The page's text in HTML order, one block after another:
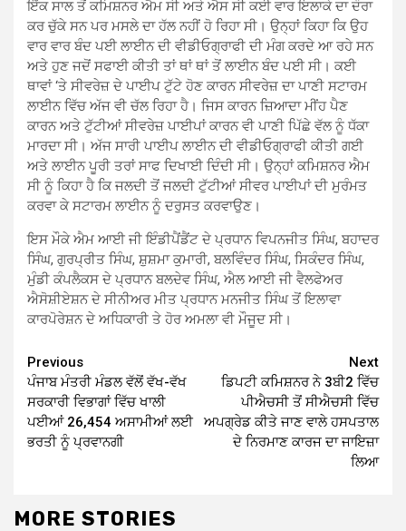
ਇੱਕ ਸਾਲ ਤੋਂ ਕਮਿਸ਼ਨਰ ਐਮ ਸੀ ਅਤੇ ਐਸ ਸੀ ਕਈ ਵਾਰ ਇਲਾਕੇ ਦਾ ਦੌਰਾ
ਕਰ ਚੁੱਕੇ ਸਨ ਪਰ ਮਸਲੇ ਦਾ ਹੱਲ ਨਹੀਂ ਹੋ ਰਿਹਾ ਸੀ। ਉਨ੍ਹਾਂ ਕਿਹਾ ਕਿ ਉਹ
ਵਾਰ ਵਾਰ ਬੰਦ ਪਈ ਲਾਈਨ ਦੀ ਵੀਡੀਓਗ੍ਰਾਫੀ ਦੀ ਮੰਗ ਕਰਦੇ ਆ ਰਹੇ ਸਨ
ਅਤੇ ਹੁਣ ਜਦੋਂ ਸਫਾਈ ਕੀਤੀ ਤਾਂ ਥਾਂ ਥਾਂ ਤੋਂ ਲਾਈਨ ਬੰਦ ਪਈ ਸੀ। ਕਈ
ਥਾਵਾਂ ‘ਤੇ ਸੀਵਰੇਜ਼ ਦੇ ਪਾਈਪ ਟੁੱਟੇ ਹੋਣ ਕਾਰਨ ਸੀਵਰੇਜ਼ ਦਾ ਪਾਣੀ ਸਟਾਰਮ
ਲਾਈਨ ਵਿੱਚ ਅੱਜ ਵੀ ਚੱਲ ਰਿਹਾ ਹੈ। ਜਿਸ ਕਾਰਨ ਜ਼ਿਆਦਾ ਮੀਂਹ ਪੈਣ
ਕਾਰਨ ਅਤੇ ਟੁੱਟੀਆਂ ਸੀਵਰੇਜ਼ ਪਾਈਪਾਂ ਕਾਰਨ ਵੀ ਪਾਣੀ ਪਿੱਛੇ ਵੱਲ ਨੂੰ ਧੱਕਾ
ਮਾਰਦਾ ਸੀ। ਅੱਜ ਸਾਰੀ ਪਾਈਪ ਲਾਈਨ ਦੀ ਵੀਡੀਓਗ੍ਰਾਫੀ ਕੀਤੀ ਗਈ
ਅਤੇ ਲਾਈਨ ਪੂਰੀ ਤਰਾਂ ਸਾਫ ਦਿਖਾਈ ਦਿੰਦੀ ਸੀ। ਉਨ੍ਹਾਂ ਕਮਿਸ਼ਨਰ ਐਮ
ਸੀ ਨੂੰ ਕਿਹਾ ਹੈ ਕਿ ਜਲਦੀ ਤੋਂ ਜਲਦੀ ਟੁੱਟੀਆਂ ਸੀਵਰ ਪਾਈਪਾਂ ਦੀ ਮੁਰੰਮਤ
ਕਰਵਾ ਕੇ ਸਟਾਰਮ ਲਾਈਨ ਨੂੰ ਦਰੁਸਤ ਕਰਵਾਉਣ।
ਇਸ ਮੌਕੇ ਐਮ ਆਈ ਜੀ ਇੰਡੀਪੈਂਡੈਂਟ ਦੇ ਪ੍ਰਧਾਨ ਵਿਪਨਜੀਤ ਸਿੰਘ, ਬਹਾਦਰ
ਸਿੰਘ, ਗੁਰਪ੍ਰੀਤ ਸਿੰਘ, ਸ਼ੁਸ਼ਮਾ ਕੁਮਾਰੀ, ਬਲਵਿੰਦਰ ਸਿੰਘ, ਸਿਕੰਦਰ ਸਿੰਘ,
ਮੁੰਡੀ ਕੰਪਲੈਕਸ ਦੇ ਪ੍ਰਧਾਨ ਬਲਦੇਵ ਸਿੰਘ, ਐਲ ਆਈ ਜੀ ਵੈਲਫੇਅਰ
ਐਸੋਸ਼ੀਏਸ਼ਨ ਦੇ ਸੀਨੀਅਰ ਮੀਤ ਪ੍ਰਧਾਨ ਮਨਜੀਤ ਸਿੰਘ ਤੋਂ ਇਲਾਵਾ
ਕਾਰਪੋਰੇਸ਼ਨ ਦੇ ਅਧਿਕਾਰੀ ਤੇ ਹੋਰ ਅਮਲਾ ਵੀ ਮੌਜੂਦ ਸੀ।
Continue
Reading
Previous
ਪੰਜਾਬ ਮੰਤਰੀ ਮੰਡਲ ਵੱਲੋਂ ਵੱਖ-ਵੱਖ
ਸਰਕਾਰੀ ਵਿਭਾਗਾਂ ਵਿੱਚ ਖਾਲੀ
ਪਈਆਂ 26,454 ਅਸਾਮੀਆਂ ਲਈ
ਭਰਤੀ ਨੂੰ ਪ੍ਰਵਾਨਗੀ
Next
ਡਿਪਟੀ ਕਮਿਸ਼ਨਰ ਨੇ 3ਬੀ2 ਵਿੱਚ
ਪੀਐਚਸੀ ਤੋਂ ਸੀਐਚਸੀ ਵਿੱਚ
ਅਪਗ੍ਰੇਡ ਕੀਤੇ ਜਾਣ ਵਾਲੇ ਹਸਪਤਾਲ
ਦੇ ਨਿਰਮਾਣ ਕਾਰਜ ਦਾ ਜਾਇਜ਼ਾ
ਲਿਆ
MORE STORIES